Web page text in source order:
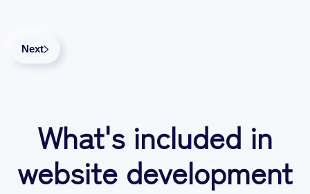
Next
What's included in
website development